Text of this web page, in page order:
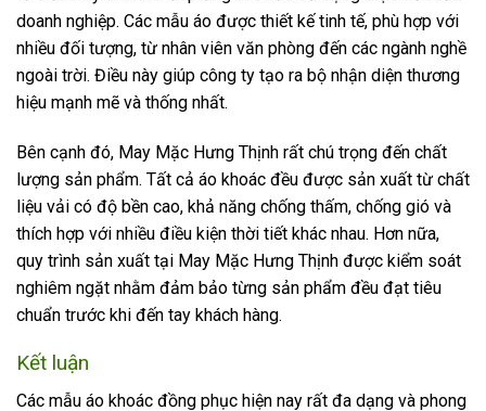
doanh nghiệp. Các mẫu áo được thiết kế tinh tế, phù hợp với
nhiều đối tượng, từ nhân viên văn phòng đến các ngành nghề
ngoài trời. Điều này giúp công ty tạo ra bộ nhận diện thương
hiệu mạnh mẽ và thống nhất.
Bên cạnh đó, May Mặc Hưng Thịnh rất chú trọng đến chất
lượng sản phẩm. Tất cả áo khoác đều được sản xuất từ chất
liệu vải có độ bền cao, khả năng chống thấm, chống gió và
thích hợp với nhiều điều kiện thời tiết khác nhau. Hơn nữa,
quy trình sản xuất tại May Mặc Hưng Thịnh được kiểm soát
nghiêm ngặt nhằm đảm bảo từng sản phẩm đều đạt tiêu
chuẩn trước khi đến tay khách hàng.
Kết luận
Các mẫu áo khoác đồng phục hiện nay rất đa dạng và phong